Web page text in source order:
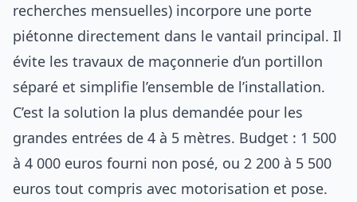
recherches mensuelles) incorpore une porte
piétonne directement dans le vantail principal. Il
évite les travaux de maçonnerie d’un portillon
séparé et simplifie l’ensemble de l’installation.
C’est la solution la plus demandée pour les
grandes entrées de 4 à 5 mètres. Budget : 1 500
à 4 000 euros fourni non posé, ou 2 200 à 5 500
euros tout compris avec motorisation et pose.